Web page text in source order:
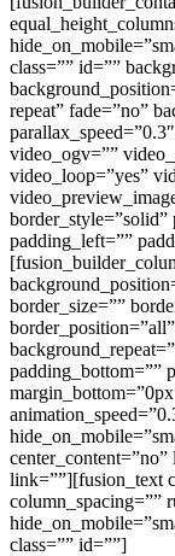
class=”” id=””
repeat” fade=”no”
video_ogv=””
video_loop=”yes”
border_style=”solid”
padding_left=””
border_size=””
padding_bottom=””
link=””][fusion_text
column_spacing=””
class=”” id=””]